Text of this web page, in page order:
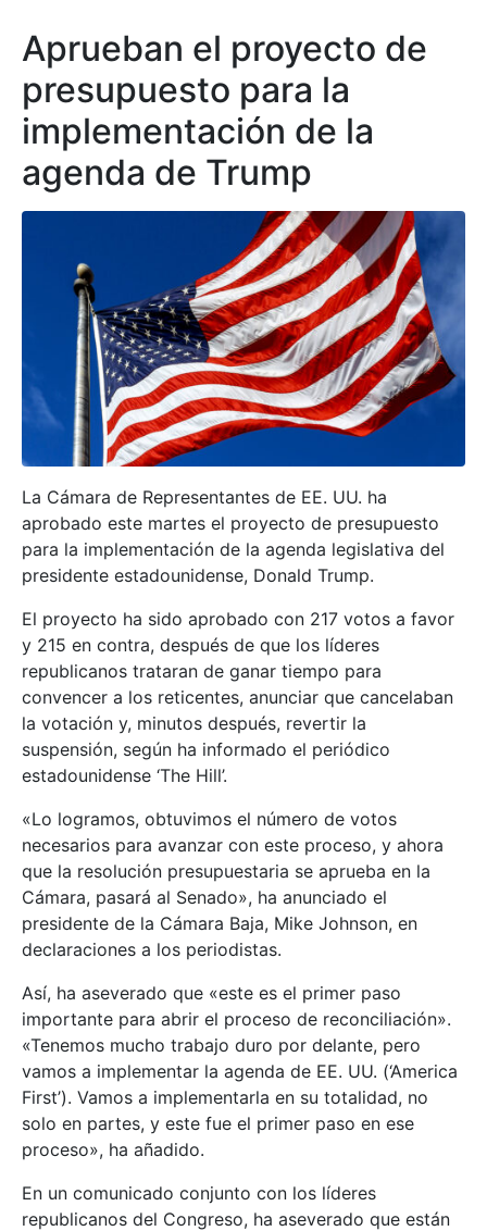
Aprueban el proyecto de
presupuesto para la
implementación de la
agenda de Trump
La Cámara de Representantes de EE. UU. ha
aprobado este martes el proyecto de presupuesto
para la implementación de la agenda legislativa del
presidente estadounidense, Donald Trump.
El proyecto ha sido aprobado con 217 votos a favor
y 215 en contra, después de que los líderes
republicanos trataran de ganar tiempo para
convencer a los reticentes, anunciar que cancelaban
la votación y, minutos después, revertir la
suspensión, según ha informado el periódico
estadounidense ‘The Hill’.
«Lo logramos, obtuvimos el número de votos
necesarios para avanzar con este proceso, y ahora
que la resolución presupuestaria se aprueba en la
Cámara, pasará al Senado», ha anunciado el
presidente de la Cámara Baja, Mike Johnson, en
declaraciones a los periodistas.
Así, ha aseverado que «este es el primer paso
importante para abrir el proceso de reconciliación».
«Tenemos mucho trabajo duro por delante, pero
vamos a implementar la agenda de EE. UU. (‘America
First’). Vamos a implementarla en su totalidad, no
solo en partes, y este fue el primer paso en ese
proceso», ha añadido.
En un comunicado conjunto con los líderes
republicanos del Congreso, ha aseverado que están